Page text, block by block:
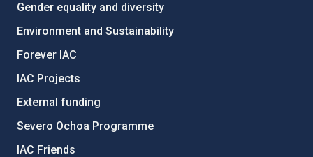
Gender equality and diversity
Environment and Sustainability
Forever IAC
IAC Projects
External funding
Severo Ochoa Programme
IAC Friends